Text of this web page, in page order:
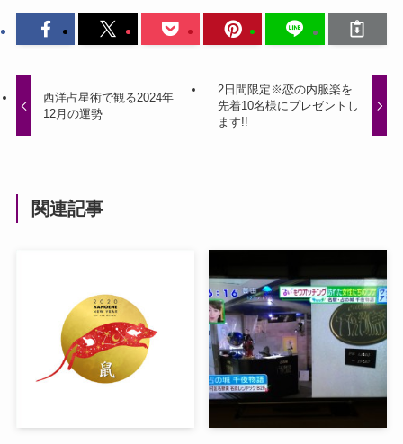
西洋占星術で観る2024年
12月の運勢
2日間限定※恋の内服楽を
先着10名様にプレゼントし
ます!!
関連記事